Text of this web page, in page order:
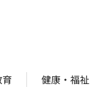
健康・福祉